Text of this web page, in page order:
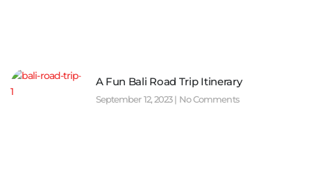
A Fun Bali Road Trip Itinerary
September 12, 2023 No Comments